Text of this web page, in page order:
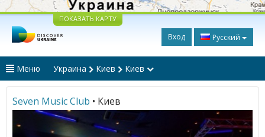
ПОКАЗАТЬ КАРТУ
Вход Русский
Меню Украина Киев Киев
Seven Music Club • Киев